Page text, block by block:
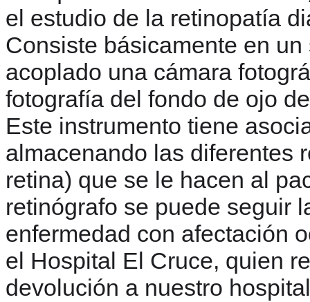
el estudio de la retinopatía
Consiste básicamente en
acoplado una cámara
fotografía del fondo de ojo
Este instrumento tiene
almacenando las diferentes
retina) que se le hacen al
retinógrafo se puede seguir
enfermedad con afectación
el Hospital El Cruce, quien
devolución a nuestro